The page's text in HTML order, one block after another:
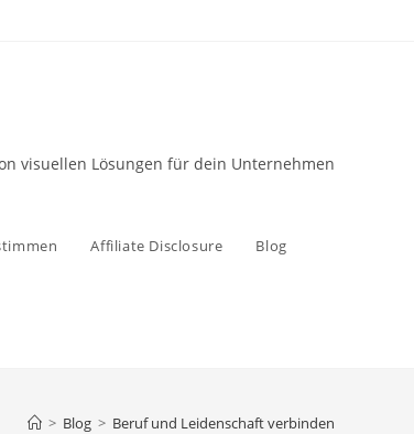
visuellen Lösungen für dein Unternehmen
Affiliate Disclosure Blog
> Blog > Beruf und Leidenschaft verbinden